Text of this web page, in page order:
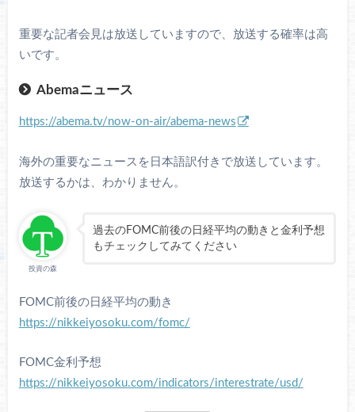
重要な記者会見は放送していますので、放送する確率は高
いです。
Abemaニュース
https://abema.tv/now-on-air/abema-news
海外の重要なニュースを日本語訳付きで放送しています。
放送するかは、わかりません。
投資の森
過去のFOMC前後の日経平均の動きと金利予想
もチェックしてみてください
FOMC前後の日経平均の動き
https://nikkeiyosoku.com/fomc/
FOMC金利予想
https://nikkeiyosoku.com/indicators/interestrate/usd/